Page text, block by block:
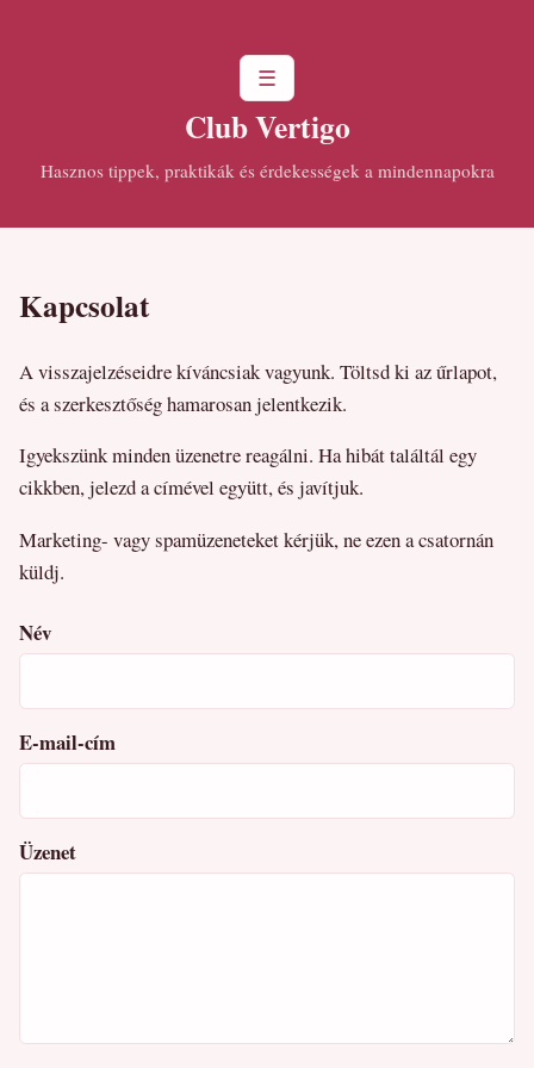
☰
Club Vertigo
Hasznos tippek, praktikák és érdekességek a mindennapokra
Kapcsolat
A visszajelzéseidre kíváncsiak vagyunk. Töltsd ki az űrlapot,
és a szerkesztőség hamarosan jelentkezik.
Igyekszünk minden üzenetre reagálni. Ha hibát találtál egy
cikkben, jelezd a címével együtt, és javítjuk.
Marketing- vagy spamüzeneteket kérjük, ne ezen a csatornán
küldj.
Név
E-mail-cím
Üzenet